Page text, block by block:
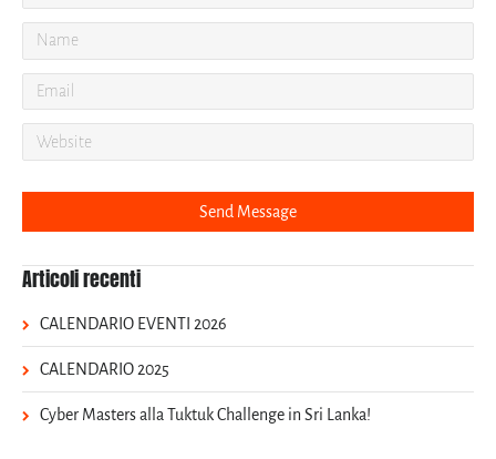
Articoli recenti
CALENDARIO EVENTI 2026
CALENDARIO 2025
Cyber Masters alla Tuktuk Challenge in Sri Lanka!